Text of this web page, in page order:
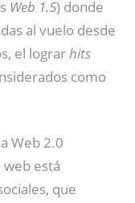
Web 1.5) donde
al vuelo desde
el lograrhits
como
Web 2.0
web está
que